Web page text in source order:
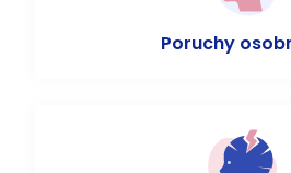
Poruchy